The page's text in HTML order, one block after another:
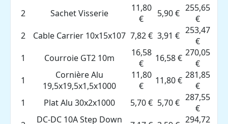
2
Sachet Visserie
11,80
€
5,90 € 255,65
€
2
Cable Carrier 10x15x107 7,82 € 3,91 € 253,47
€
1
Courroie GT2 10m
16,58
€
16,58 € 270,05
€
1
Cornière Alu
19,5x19,5x1,5x1000
11,80
€
11,80 € 281,85
€
1
Plat Alu 30x2x1000 5,70 € 5,70 € 287,55
€
DC-DC 10A Step Down
294,72